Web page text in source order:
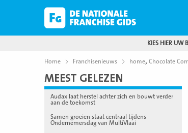
KIES HIER UW
Home Franchisenieuws home, Chocolate
MEEST GELEZEN
Audax laat herstel achter zich en bouwt verder
aan de toekomst
Samen groeien staat centraal tijdens
Ondernemersdag van MultiVlaai